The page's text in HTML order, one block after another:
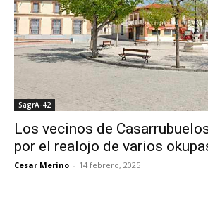
SagrA-42
Los vecinos de
por el realojo de varios
Cesar Merino - 14 febrero, 2025